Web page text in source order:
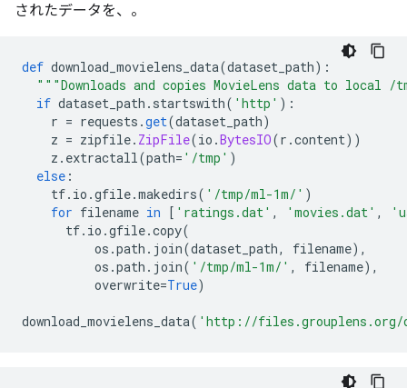
されたデータを、。
def download_movielens_data(dataset_path):
"""Downloads and copies MovieLens data to local
if dataset_path . startswith( 'http' ):
r = requests .get(dataset_path)
z = zipfile. ZipFile(io .BytesIO(r .content))
z . extractall(path= '/tmp' )
else :
tf. io .gfile.makedirs( '/tmp/ml-1m/' )
for filename in [ 'ratings.dat' , 'movies.dat' ,
tf. io .gfile.copy(
os .path . join(dataset_path, filename),
os .path . join( '/tmp/ml-1m/' , filename),
overwrite=True)
download_movielens_data( 'http://files.grouplens.org/